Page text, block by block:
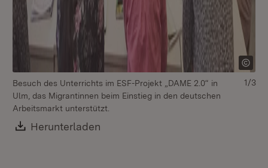
Besuch des Unterrichts im ESF-Projekt „DAME 2.0“ in
Ulm, das Migrantinnen beim Einstieg in den deutschen
Arbeitsmarkt unterstützt.
Download:
Herunterladen
1/3